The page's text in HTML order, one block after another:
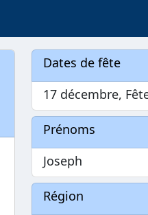
Dates de fête
17 décembre,
Prénoms
Joseph
Région